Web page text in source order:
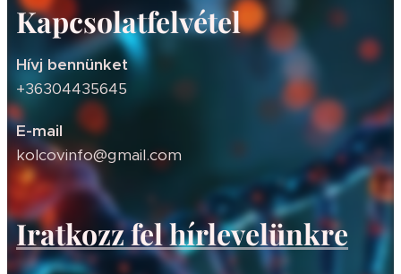
Kapcsolatfelvétel
Hívj bennünket
+36304435645
E-mail
kolcovinfo@gmail.com
Iratkozz fel hírlevelünkre